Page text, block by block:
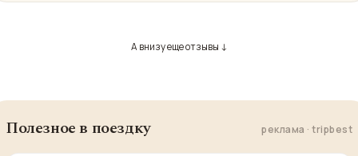
А внизу еще отзывы ↓
Полезное в поездку реклама · tripbest